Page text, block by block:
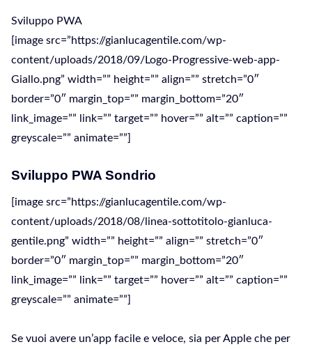
Sviluppo PWA
[image src=”https://gianlucagentile.com/wp-
content/uploads/2018/09/Logo-Progressive-web-app-
Giallo.png” width=”” height=”” align=”” stretch=”0″
border=”0″ margin_top=”” margin_bottom=”20″
link_image=”” link=”” target=”” hover=”” alt=”” caption=””
greyscale=”” animate=””]
Sviluppo PWA Sondrio
[image src=”https://gianlucagentile.com/wp-
content/uploads/2018/08/linea-sottotitolo-gianluca-
gentile.png” width=”” height=”” align=”” stretch=”0″
border=”0″ margin_top=”” margin_bottom=”20″
link_image=”” link=”” target=”” hover=”” alt=”” caption=””
greyscale=”” animate=””]
Se vuoi avere un’app facile e veloce, sia per Apple che per